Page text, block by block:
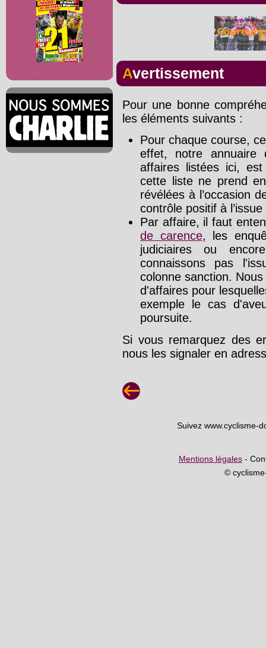
Avertissement
Pour une bonne
les éléments suivants :
Pour chaque course,
effet, notre annuaire
affaires listées ici,
cette liste ne prend
révélées à l’occasion
contrôle positif à
Par affaire, il faut
de carence, les
judiciaires ou
connaissons pas
colonne sanction.
d'affaires pour
exemple le cas
poursuite.
Si vous remarquez des
nous les signaler en
Suivez www.cyclisme-
Mentions légales-
©